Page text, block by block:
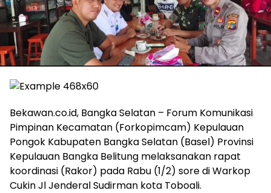
Bekawan.co.id, Bangka Selatan – Forum Komunikasi
Pimpinan Kecamatan (Forkopimcam) Kepulauan
Pongok Kabupaten Bangka Selatan (Basel) Provinsi
Kepulauan Bangka Belitung melaksanakan rapat
koordinasi (Rakor) pada Rabu (1/2) sore di Warkop
Cukin Jl Jenderal Sudirman kota Toboali.